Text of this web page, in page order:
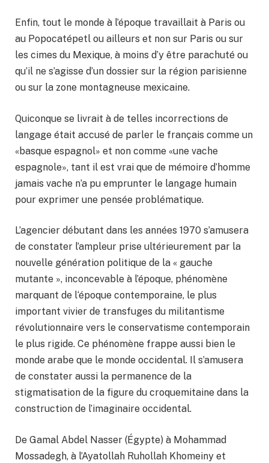
Enfin, tout le monde à l’époque travaillait à Paris ou
au Popocatépetl ou ailleurs et non sur Paris ou sur
les cimes du Mexique, à moins d’y être parachuté ou
qu’il ne s’agisse d’un dossier sur la région parisienne
ou sur la zone montagneuse mexicaine.
Quiconque se livrait à de telles incorrections de
langage était accusé de parler le français comme un
«basque espagnol» et non comme «une vache
espagnole», tant il est vrai que de mémoire d’homme
jamais vache n’a pu emprunter le langage humain
pour exprimer une pensée problématique.
L’agencier débutant dans les années 1970 s’amusera
de constater l’ampleur prise ultérieurement par la
nouvelle génération politique de la « gauche
mutante », inconcevable à l’époque, phénomène
marquant de l‘époque contemporaine, le plus
important vivier de transfuges du militantisme
révolutionnaire vers le conservatisme contemporain
le plus rigide. Ce phénomène frappe aussi bien le
monde arabe que le monde occidental. Il s’amusera
de constater aussi la permanence de la
stigmatisation de la figure du croquemitaine dans la
construction de l’imaginaire occidental.
De Gamal Abdel Nasser (Égypte) à Mohammad
Mossadegh, à l’Ayatollah Ruhollah Khomeiny et